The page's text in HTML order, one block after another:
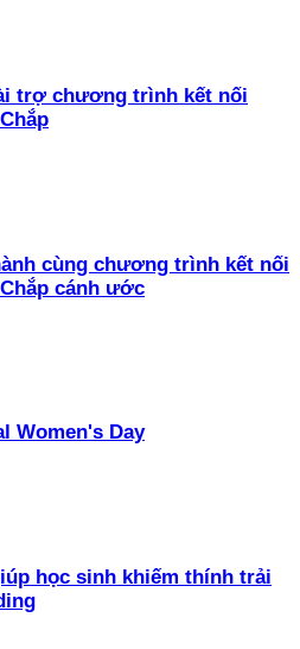
trợ chương trình kết nối
cùng chương trình kết nối
cánh ước
Women's Day
học sinh khiếm thính trải